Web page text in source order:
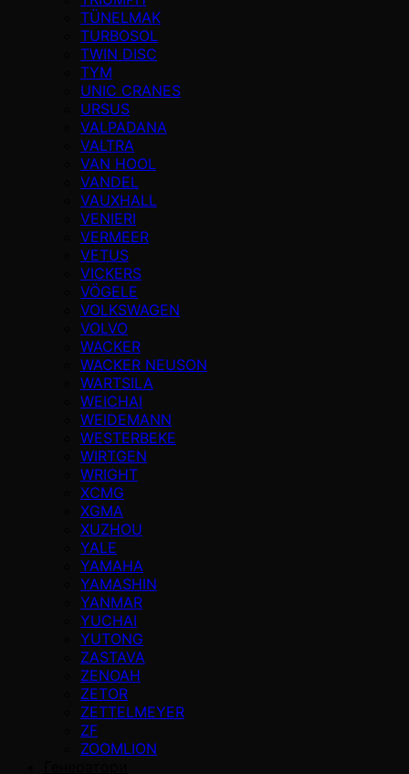
TÜNELMAK
TURBOSOL
TWIN DISC
TYM
UNIC CRANES
URSUS
VALPADANA
VALTRA
VAN HOOL
VANDEL
VAUXHALL
VENIERI
VERMEER
VETUS
VICKERS
VÖGELE
VOLKSWAGEN
VOLVO
WACKER
WACKER NEUSON
WARTSILA
WEICHAI
WEIDEMANN
WESTERBEKE
WIRTGEN
WRIGHT
XCMG
XGMA
XUZHOU
YALE
YAMAHA
YAMASHIN
YANMAR
YUCHAI
YUTONG
ZASTAVA
ZENOAH
ZETOR
ZETTELMEYER
ZF
ZOOMLION